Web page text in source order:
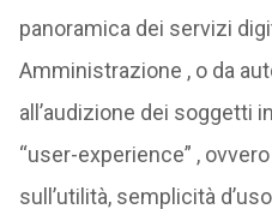
panoramica dei servizi
Amministrazione , o da
all’audizione dei soggetti
“user-experience” ,
sull’utilità, semplicità